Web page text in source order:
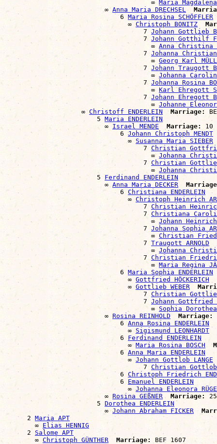
                                      ∞
Maria Magdalena
                          ∞
Anna Maria DRECHSEL
                              6
Maria Rosina SCHÖFFLER
                                ∞
Christoph BONITZ
                                    7
Johann Gottlieb
                                    7
Johann Gotthilf
                                      ∞
Anna Christina
                                    7
Johanna
                                      ∞
Georg Karl
                                    7
Johann Traugott
                                      ∞
Johanna
                                    7
Johanna Rosina
                                      ∞
Karl Ehregott
                                    7
Johann Ehregott
                                      ∞
Johanne
                    ∞
Christoff ENDERLEIN Marriage:
                        5
Maria ENDERLEIN
                          ∞
Israel MENDE Marriage:
10
                              6
Johann Christoph MENDT
                                ∞
Susanna Maria SIEBER
                                    7
Christian
                                      ∞
Johanna
                                    7
Christian Gottlieb
                                      ∞
Johanna
                        5
Ferdinand ENDERLEIN
                          ∞
Anna Maria DECKER
                              6
Christiana ENDERLEIN
                                ∞
Christoph Heinrich
                                    7
Christian Heinrich
                                    7
Christiana
                                      ∞
Johann Heinrich
                                    7
Johanna Sophia
                                      ∞
Christian
                                    7
Traugott ARNOLD
                                      ∞
Johanna
                                    7
Christian
                                      ∞
Maria Regina
                              6
Maria Sophia ENDERLEIN
                                ∞
Gottfried HÖCKERICH
                                ∞
Gottlieb WEBER
                                    7
Christian Gottlieb
                                    7
Johann Gottfried
                                      ∞
Sophia Dorothea
                          ∞
Rosina REINHOLD Marriage:
                              6
Anna Rosina ENDERLEIN
                                ∞
Sigismund LEONHARDT
                              6
Ferdinand ENDERLEIN
                                ∞
Maria Rosina BOSCH
                              6
Anna Maria ENDERLEIN
                                ∞
Johann Gottlob LANGE
                                    7
Christian Gottlob
                              6
Christoph Friedrich
                              6
Emanuel ENDERLEIN
                                ∞
Johanna Eleonora
                          ∞
Rosina GEßNER Marriage:
                        5
Dorothea ENDERLEIN
                          ∞
Johann Abraham FICKER
      2
Maria APT
        ∞
Elias HENNIG
      2
Salome APT
        ∞
Christoph GÜNTHER Marriage: